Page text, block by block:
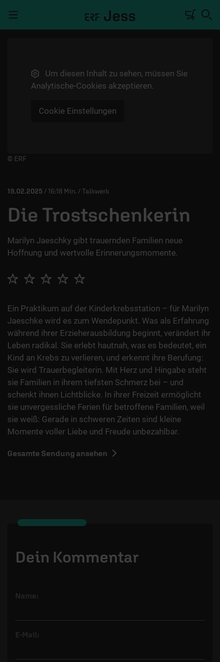
TALKWERK
PODCASTS
Um diesen Inhalt zu sehen, müssen Sie
Analytische-Cookies akzeptieren.
Cookie Einstellungen
Player starten/anhalten
© ERF
19.02.2025 / 16:18 Min. / Talkwerk
Die Trostschenkerin
Marilyn Jaeschky gibt trauernden Familien neue
Hoffnung und wertvolle Erinnerungsmomente.
Ein Praktikum auf der Kinderkrebsstation – für Marilyn
Jaeschke wird es zum Wendepunkt. Was als Erfahrung
während ihrer Erzieherausbildung beginnt, verändert ihr
Leben radikal. Sie erlebt hautnah, was es bedeutet, ein
Kind an Krebs zu verlieren, und erkennt ihre Berufung:
Sie wird Trauerbegleiterin. Mit Herz und Hingabe steht
sie Familien in ihrem tiefsten Schmerz bei – und
schenkt ihnen Lichtblicke. In ihrer Freizeit ermöglicht
sie unvergessliche Ferien für betroffene Familien, weil
sie weiß: Gerade in schweren Zeiten sind kleine
Momente voller Liebe und Freude unbezahlbar.
Gesamte Sendung ansehen
Dein Kommentar
Name:
E-Mail: